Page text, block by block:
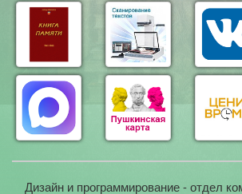
Дизайн и программирование - отдел